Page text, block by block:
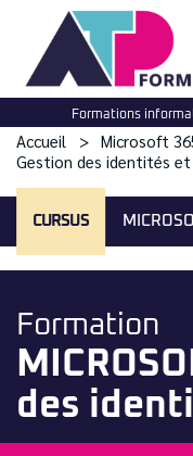
Formations
Accueil Microsoft
Gestion des identités et
CURSUS
Formation
des